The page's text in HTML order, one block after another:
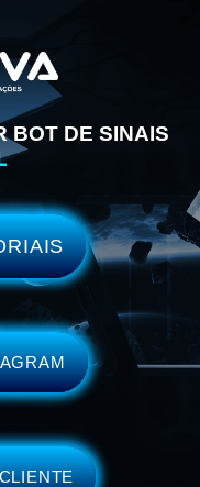
BOT DE SINAIS